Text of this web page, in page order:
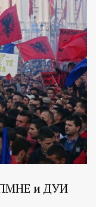
и ДУИ